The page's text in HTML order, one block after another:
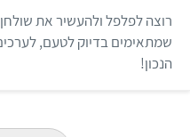
רוצה לפלפל ולהעשיר את
שמתאימים בדיוק לטעם,
הנכון!